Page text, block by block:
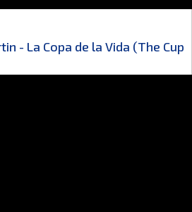
- La Copa de la Vida (The Cup